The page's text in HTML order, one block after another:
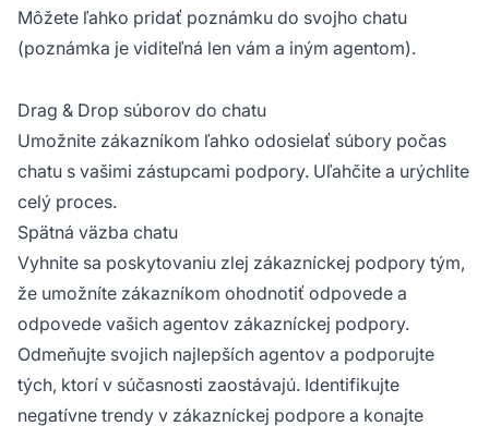
Môžete ľahko pridať poznámku do svojho chatu
(poznámka je viditeľná len vám a iným agentom).
Drag & Drop súborov do chatu
Umožnite zákazníkom ľahko odosielať súbory počas
chatu s vašimi zástupcami podpory. Uľahčite a urýchlite
celý proces.
Spätná väzba chatu
Vyhnite sa poskytovaniu zlej zákazníckej podpory tým,
že umožníte zákazníkom ohodnotiť odpovede a
odpovede vašich agentov zákazníckej podpory.
Odmeňujte svojich najlepších agentov a podporujte
tých, ktorí v súčasnosti zaostávajú. Identifikujte
negatívne trendy v zákazníckej podpore a konajte